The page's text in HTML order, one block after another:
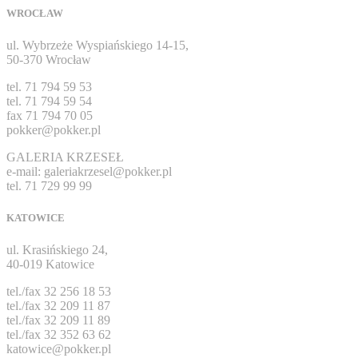
WROCŁAW
ul. Wybrzeże Wyspiańskiego 14-15,
50-370 Wrocław
tel. 71 794 59 53
tel. 71 794 59 54
fax 71 794 70 05
pokker@pokker.pl
GALERIA KRZESEŁ
e-mail: galeriakrzesel@pokker.pl
tel. 71 729 99 99
KATOWICE
ul. Krasińskiego 24,
40-019 Katowice
tel./fax 32 256 18 53
tel./fax 32 209 11 87
tel./fax 32 209 11 89
tel./fax 32 352 63 62
katowice@pokker.pl